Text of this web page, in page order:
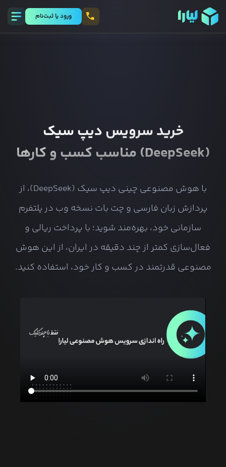
ورود يا ثبت‌نام
خرید سرویس دیپ سیک
(DeepSeek) مناسب کسب و کارها
با هوش مصنوعی چینی دیپ سیک (DeepSeek)، از
پردازش زبان فارسی و چت بات نسخه وب در پلتفرم
سازمانی خود، بهره‌مند شوید؛ با پرداخت ریالی و
فعال‌سازی کمتر از چند دقیقه در ایران، از این هوش
مصنوعی قدرتمند در کسب و کار خود، استفاده کنید.